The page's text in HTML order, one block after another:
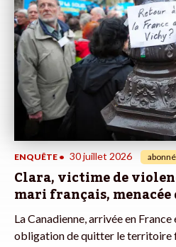
ENQUÊTE • 30 juillet 2026
Clara, victime de
mari français, menacée
La Canadienne, arrivée en
obligation de quitter le territoire